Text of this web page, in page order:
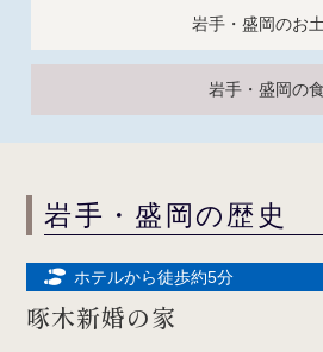
岩手・盛岡のお
岩手・盛岡の食
岩手・盛岡の歴史
ホテルから徒歩約5分
啄木新婚の家